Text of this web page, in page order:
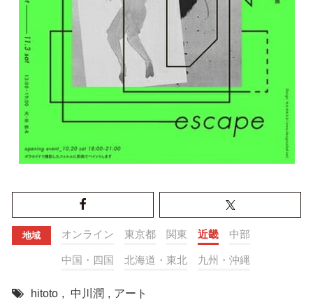
地域 オンライン 東京都 関東 近畿 中部
中国・四国 北海道・東北 九州・沖縄
hitoto , 中川潤 , アート